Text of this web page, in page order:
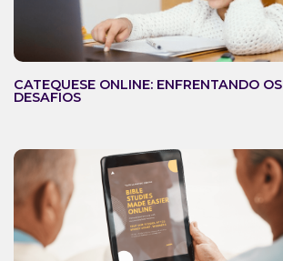
CATEQUESE ONLINE: ENFRENTANDO OS
DESAFIOS